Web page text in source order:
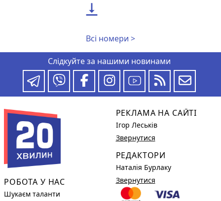

Всі номери >
Слідкуйте за нашими новинами
РОБОТА У НАС
Шукаєм таланти
РЕКЛАМА НА САЙТІ
Ігор Леськів
Звернутися
РЕДАКТОРИ
Наталія Бурлаку
Звернутися